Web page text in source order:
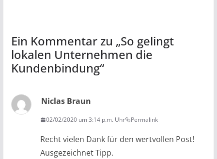
Ein Kommentar zu „So gelingt
lokalen Unternehmen die
Kundenbindung“
Niclas Braun
02/02/2020 um 3:14 p.m. Uhr Permalink
Recht vielen Dank für den wertvollen Post!
Ausgezeichnet Tipp.